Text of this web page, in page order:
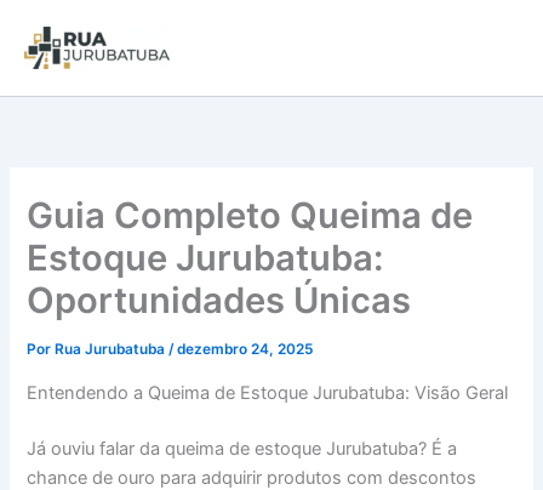
Guia Completo Queima de
Estoque Jurubatuba:
Oportunidades Únicas
Por Rua Jurubatuba/dezembro 24, 2025
Entendendo a Queima de Estoque Jurubatuba: Visão Geral
Já ouviu falar da queima de estoque Jurubatuba? É a
chance de ouro para adquirir produtos com descontos